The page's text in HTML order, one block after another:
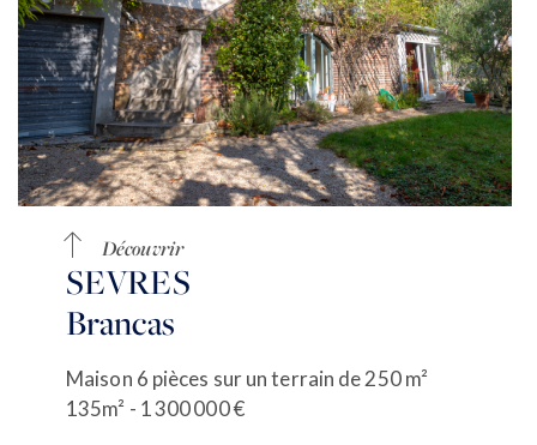
Découvrir
SEVRES
Brancas
Maison 6 pièces sur un terrain de 250 m²
135m² - 1 300 000 €